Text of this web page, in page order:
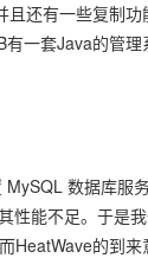
还有一些复制
一套Java的管
数据库服
性能不足。于是
的到来